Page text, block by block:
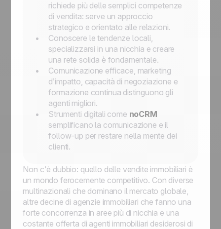
richiede più delle semplici competenze
di vendita: serve un approccio
strategico e orientato alle relazioni.
Conoscere le tendenze locali,
specializzarsi in una nicchia e creare
una rete solida è fondamentale.
Comunicazione efficace, marketing
d’impatto, capacità di negoziazione e
formazione continua distinguono gli
agenti migliori.
Strumenti digitali come noCRM
semplificano la comunicazione e il
follow-up per restare nella mente dei
clienti.
Non c'è dubbio: quello delle vendite immobiliari è
un mondo ferocemente competitivo. Con diverse
multinazionali che dominano il mercato globale,
altre decine di agenzie immobiliari che fanno una
forte concorrenza in aree più di nicchia e una
costante offerta di agenti immobiliari desiderosi di